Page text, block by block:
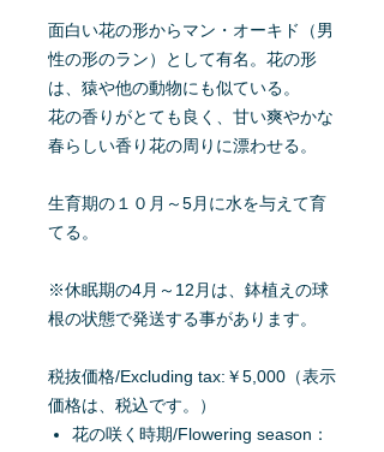
面白い花の形からマン・オーキド（男
性の形のラン）として有名。花の形
は、猿や他の動物にも似ている。
花の香りがとても良く、甘い爽やかな
春らしい香り花の周りに漂わせる。
生育期の１０月～5月に水を与えて育
てる。
※休眠期の4月～12月は、鉢植えの球
根の状態で発送する事があります。
税抜価格/Excluding tax:￥5,000（表示
価格は、税込です。）
花の咲く時期/Flowering season：